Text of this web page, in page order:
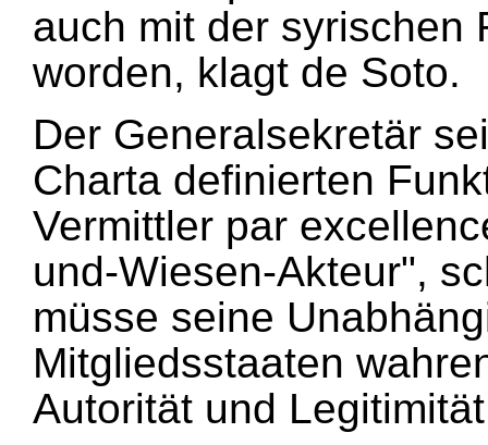
auch mit der syrischen
worden, klagt de Soto.
Der Generalsekretär
Charta definierten
Vermittler par
und-Wiesen-Akteur",
müsse seine
Mitgliedsstaaten
Autorität und